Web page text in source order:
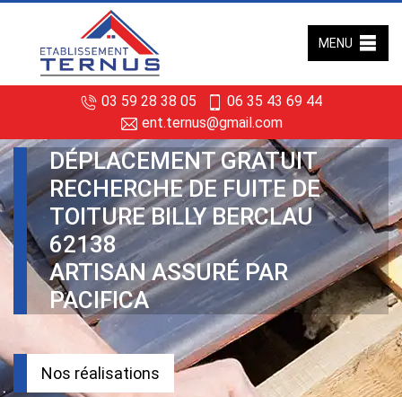
03 59 28 38 05
06 35 43 69 44
ent.ternus@gmail.com
MENU
DÉPLACEMENT GRATUIT
RECHERCHE DE FUITE DE
TOITURE BILLY BERCLAU
62138
ARTISAN ASSURÉ PAR
PACIFICA
Nos réalisations